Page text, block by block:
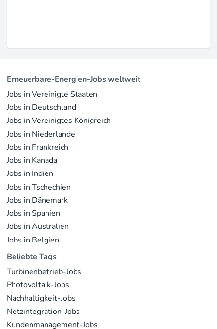
Erneuerbare-Energien-Jobs weltweit
Jobs in Vereinigte Staaten
Jobs in Deutschland
Jobs in Vereinigtes Königreich
Jobs in Niederlande
Jobs in Frankreich
Jobs in Kanada
Jobs in Indien
Jobs in Tschechien
Jobs in Dänemark
Jobs in Spanien
Jobs in Australien
Jobs in Belgien
Beliebte Tags
Turbinenbetrieb-Jobs
Photovoltaik-Jobs
Nachhaltigkeit-Jobs
Netzintegration-Jobs
Kundenmanagement-Jobs